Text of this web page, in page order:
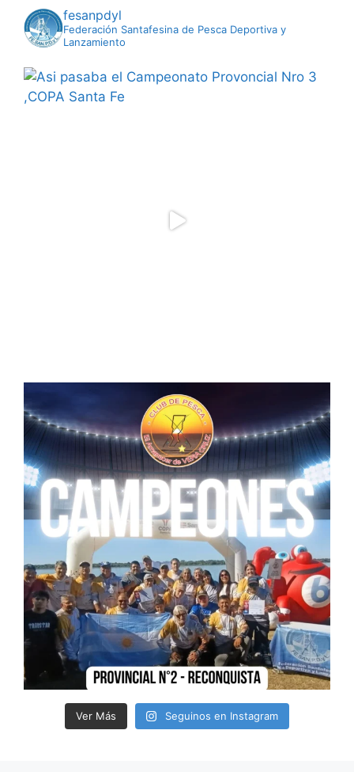
Photo
Ver en Facebook
·
Compartir
fesanpdyl
Federación Santafesina de Pesca Deportiva y
Lanzamiento
Ver Más Seguinos en Instagram